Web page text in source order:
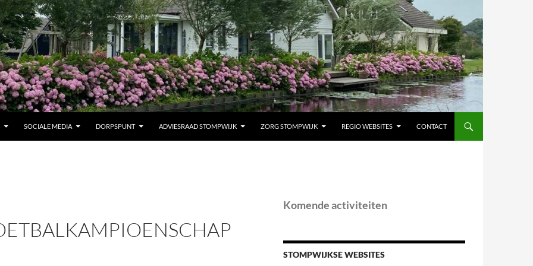
SOCIALE MEDIA DORPSPUNT ADVIESRAAD STOMPWIJK ZORG STOMPWIJK REGIO WEBSITES CONTACT
Komende activiteiten
STOMPWIJKSE WEBSITES